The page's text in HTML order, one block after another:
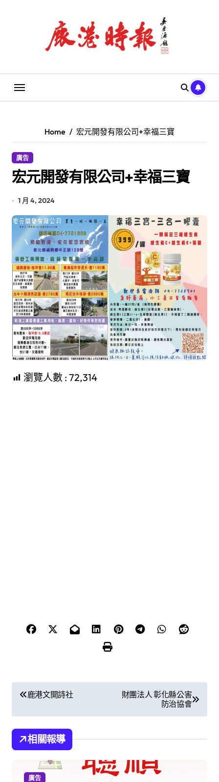
Home 宏元開發有限公司+幸福三寶
廣告
宏元開發有限公司+幸福三寶
1 月 4, 2024
瀏覽人數 : 72,314
文
章
導
覽
鹿港文開詩社
財團法人 彰化縣公害
防治協會
相關報導
廣告